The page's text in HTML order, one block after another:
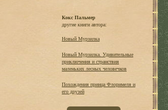
Кокс Пальмер
другие книги автора:
Новый Мурзилка
Новый Мурзилка. Удивительные
приключения и странствия
маленьких лесных человечков
Похождения принца Флоримеля и
его друзей